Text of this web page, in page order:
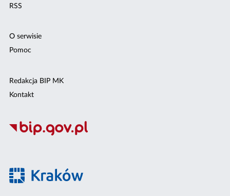
RSS
O serwisie
Pomoc
Redakcja BIP MK
Kontakt